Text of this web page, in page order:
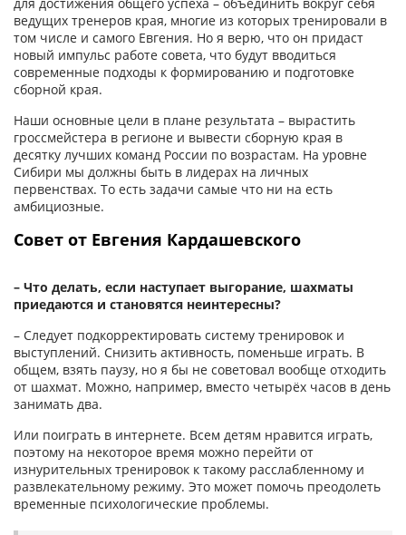
ведущих тренеров края, многие из которых тренировали в
том числе и самого Евгения. Но я верю, что он придаст
новый импульс работе совета, что будут вводиться
современные подходы к формированию и подготовке
сборной края.
Наши основные цели в плане результата – вырастить
гроссмейстера в регионе и вывести сборную края в
десятку лучших команд России по возрастам. На уровне
Сибири мы должны быть в лидерах на личных
первенствах. То есть задачи самые что ни на есть
амбициозные.
Совет от Евгения Кардашевского
– Что делать, если наступает выгорание, шахматы
приедаются и становятся неинтересны?
– Следует подкорректировать систему тренировок и
выступлений. Снизить активность, поменьше играть. В
общем, взять паузу, но я бы не советовал вообще отходить
от шахмат. Можно, например, вместо четырёх часов в день
занимать два.
Или поиграть в интернете. Всем детям нравится играть,
поэтому на некоторое время можно перейти от
изнурительных тренировок к такому расслабленному и
развлекательному режиму. Это может помочь преодолеть
временные психологические проблемы.